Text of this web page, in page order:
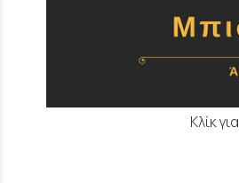
Κλίκ